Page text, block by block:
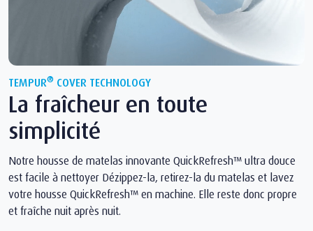
TEMPUR® COVER TECHNOLOGY
La fraîcheur en toute
simplicité
Notre housse de matelas innovante QuickRefresh™ ultra douce
est facile à nettoyer Dézippez-la, retirez-la du matelas et lavez
votre housse QuickRefresh™ en machine. Elle reste donc propre
et fraîche nuit après nuit.